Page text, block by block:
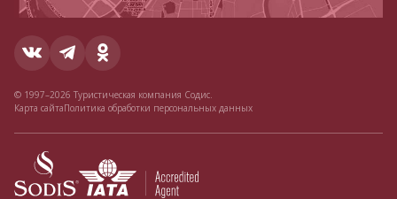
© 1997–2026 Туристическая компания Содис.
Карта сайтаПолитика обработки персональных данных